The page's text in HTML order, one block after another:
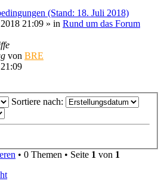
(Stand: 18. Juli 2018)
21:09 » in Rund um das Forum
von BRE
Sortiere nach:
• 0 Themen • Seite 1 von 1